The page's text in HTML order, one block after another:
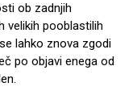
ob zadnjih
velikih pooblastilih
lahko znova zgodi
po objavi enega od